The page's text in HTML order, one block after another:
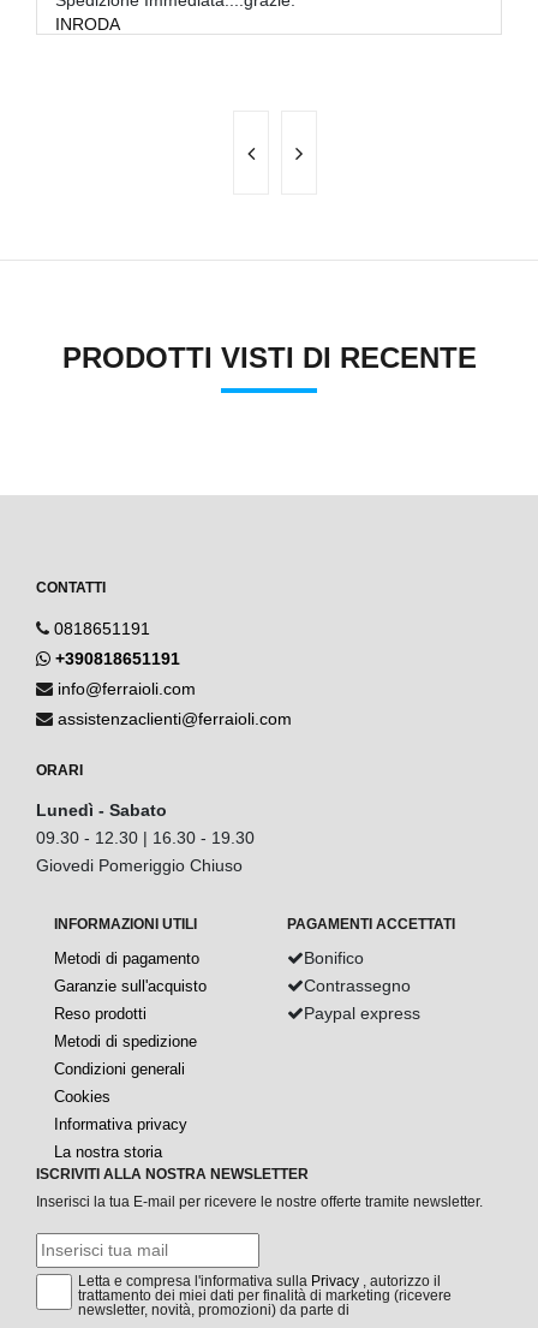
INRODA
PRODOTTI VISTI DI RECENTE
CONTATTI
0818651191
+390818651191
info@ferraioli.com
assistenzaclienti@ferraioli.com
ORARI
Lunedì - Sabato
09.30 - 12.30 | 16.30 - 19.30
Giovedi Pomeriggio Chiuso
INFORMAZIONI UTILI
Metodi di pagamento
Garanzie sull'acquisto
Reso prodotti
Metodi di spedizione
Condizioni generali
Cookies
Informativa privacy
La nostra storia
PAGAMENTI ACCETTATI
Bonifico
Contrassegno
Paypal express
ISCRIVITI ALLA NOSTRA NEWSLETTER
Inserisci la tua E-mail per ricevere le nostre offerte tramite newsletter.
Letta e compresa l'informativa sulla Privacy , autorizzo il
trattamento dei miei dati per finalità di marketing (ricevere
newsletter, novità, promozioni) da parte di